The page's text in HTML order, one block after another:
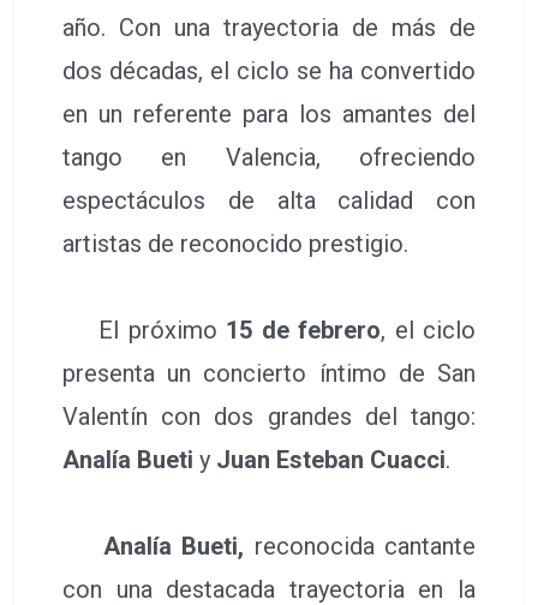
año. Con una trayectoria de más de
dos décadas, el ciclo se ha convertido
en un referente para los amantes del
tango en Valencia, ofreciendo
espectáculos de alta calidad con
artistas de reconocido prestigio.
El próximo 15 de febrero, el ciclo
presenta un concierto íntimo de San
Valentín con dos grandes del tango:
Analía Bueti y Juan Esteban Cuacci.
Analía Bueti, reconocida cantante
con una destacada trayectoria en la